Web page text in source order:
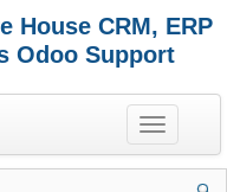
House CRM, ERP
Odoo Support
T
o
g